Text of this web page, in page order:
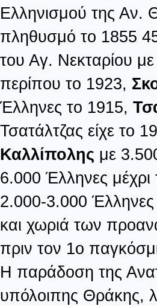
Ελληνισμού της Αν.
πληθυσμό το 1855
του Αγ. Νεκταρίου
περίπου το 1923,
Έλληνες το 1915,
Τσατάλτζας είχε το
Καλλίπολης με
6.000 Έλληνες μέχρι
2.000-3.000 Έλληνες
και χωριά των
πριν τον 1ο
Η παράδοση της
υπόλοιπης Θράκης,